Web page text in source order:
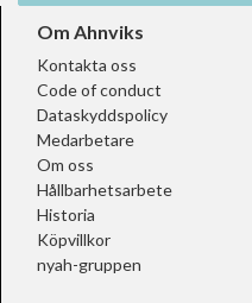
Om Ahnviks
Kontakta oss
Code of conduct
Dataskyddspolicy
Medarbetare
Om oss
Hållbarhetsarbete
Historia
Köpvillkor
nyah-gruppen